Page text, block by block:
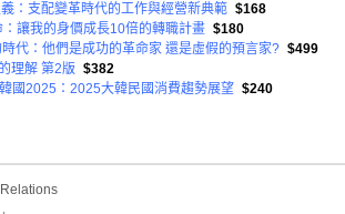
：支配變革時代的工作與經營新典範 $168
讓我的身價成長10倍的轉職計畫 $180
代：他們是成功的革命家 還是虛假的預言家? $499
理解 第2版 $382
國2025：2025大韓民國消費趨勢展望 $240